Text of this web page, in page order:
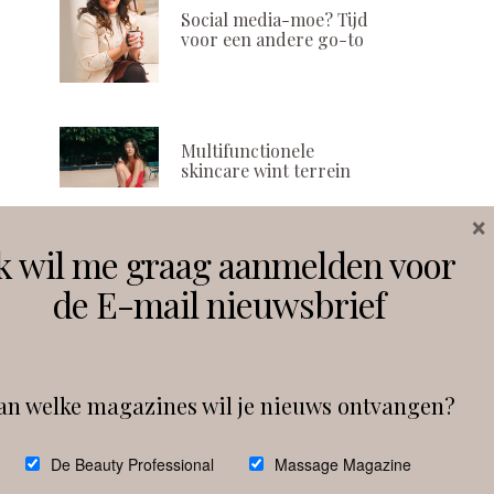
Social media-moe? Tijd
voor een andere go-to
Multifunctionele
skincare wint terrein
Volg ons
Follow on Instagram
wil me graag aanmelden voor
de E-mail nieuwsbrief
welke magazines wil je nieuws ontvangen?
De Beauty Professional Massage Magazine
×